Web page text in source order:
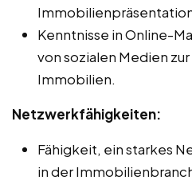
Kenntnisse in Online-
von sozialen Medien
Immobilien.
Netzwerkfähigkeiten:
Fähigkeit, ein starkes
in der